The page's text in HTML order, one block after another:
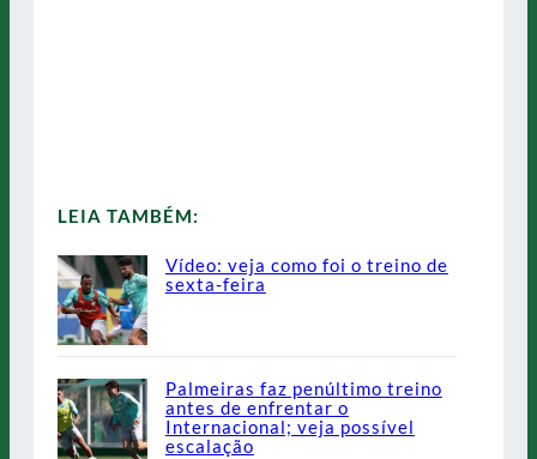
LEIA TAMBÉM:
Vídeo: veja como foi o treino de
sexta-feira
Palmeiras faz penúltimo treino
antes de enfrentar o
Internacional; veja possível
escalação